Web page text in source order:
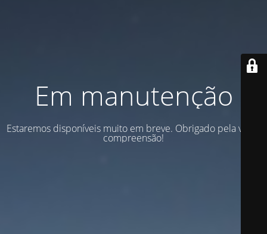
Em manutenção
Estaremos disponíveis muito em breve. Obrigado pela vossa
compreensão!